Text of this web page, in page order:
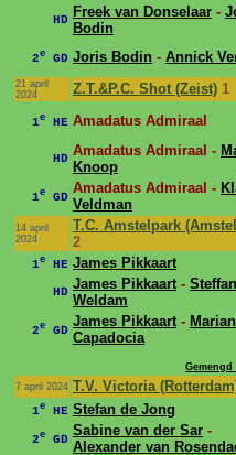
HD Freek van Donselaar -
Bodin
2e GD Joris Bodin - Annick
21 april
2024
Z.T.&P.C. Shot (Zeist) 1
1e HE Amadatus Admiraal
HD Amadatus Admiraal -
Knoop
1e GD
Amadatus Admiraal -
Veldman
14 april
2024
T.C. Amstelpark
2
1e HE James Pikkaart
HD James Pikkaart-
Weldam
2e GD
James Pikkaart-
Capadocia
7 april 2024 T.V. Victoria
1e HE Stefan de Jong
2e GD
Sabine van der Sar -
Alexander van